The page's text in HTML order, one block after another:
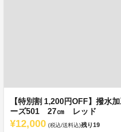
【特別割 1,200円OFF】撥水
ーズ501 27㎝ レッド
¥12,000 (税込/送料込)残り19